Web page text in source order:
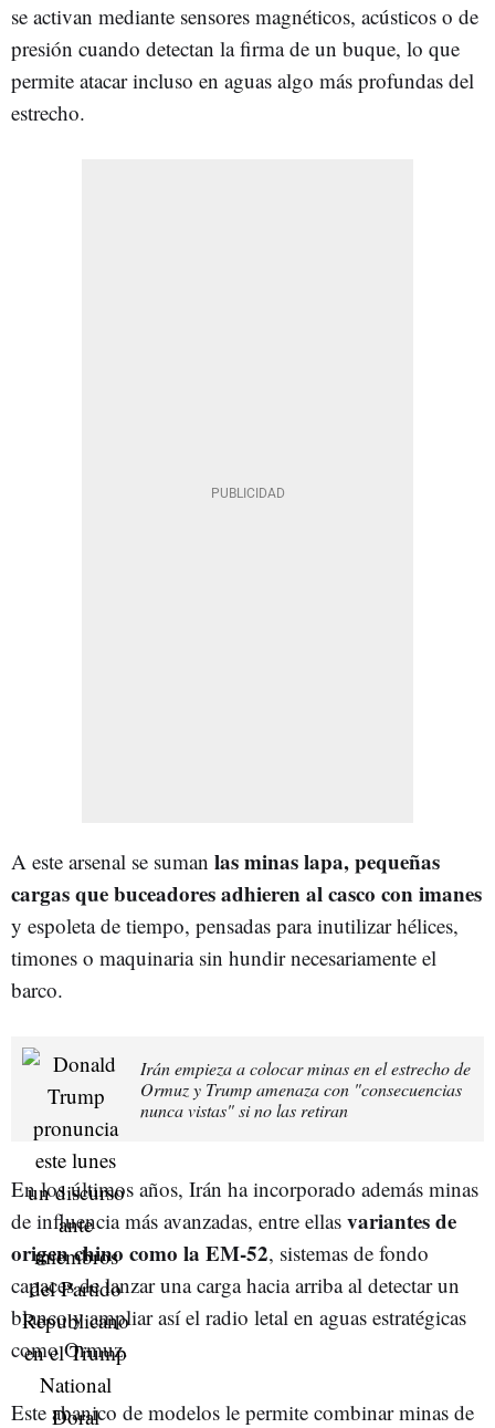
se activan mediante sensores magnéticos, acústicos o de
presión cuando detectan la firma de un buque, lo que
permite atacar incluso en aguas algo más profundas del
estrecho.
A este arsenal se suman las minas lapa, pequeñas
cargas que buceadores adhieren al casco con imanes
y espoleta de tiempo, pensadas para inutilizar hélices,
timones o maquinaria sin hundir necesariamente el
barco.
Irán empieza a colocar minas en el estrecho de
Ormuz y Trump amenaza con "consecuencias
nunca vistas" si no las retiran
En los últimos años, Irán ha incorporado además minas
de influencia más avanzadas, entre ellas variantes de
origen chino como la EM-52, sistemas de fondo
capaces de lanzar una carga hacia arriba al detectar un
blanco y ampliar así el radio letal en aguas estratégicas
como Ormuz.
Este abanico de modelos le permite combinar minas de